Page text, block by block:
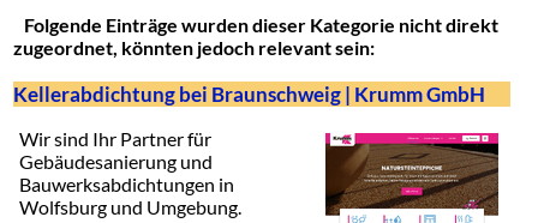
Folgende Einträge wurden dieser Kategorie nicht direkt
zugeordnet, könnten jedoch relevant sein:
Kellerabdichtung bei Braunschweig | Krumm GmbH
Wir sind Ihr Partner für
Gebäudesanierung und
Bauwerksabdichtungen in
Wolfsburg und Umgebung.